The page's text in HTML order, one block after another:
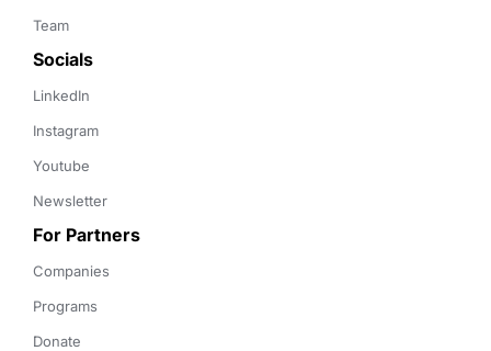
Team
Socials
LinkedIn
Instagram
Youtube
Newsletter
For Partners
Companies
Programs
Donate